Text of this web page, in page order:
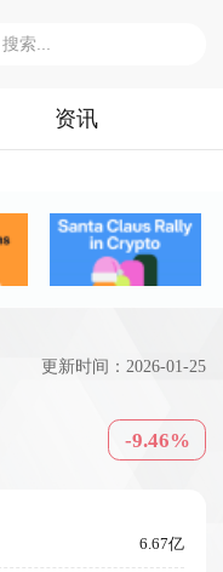
资讯
更新时间：2026-01-25
-9.46%
6.67亿